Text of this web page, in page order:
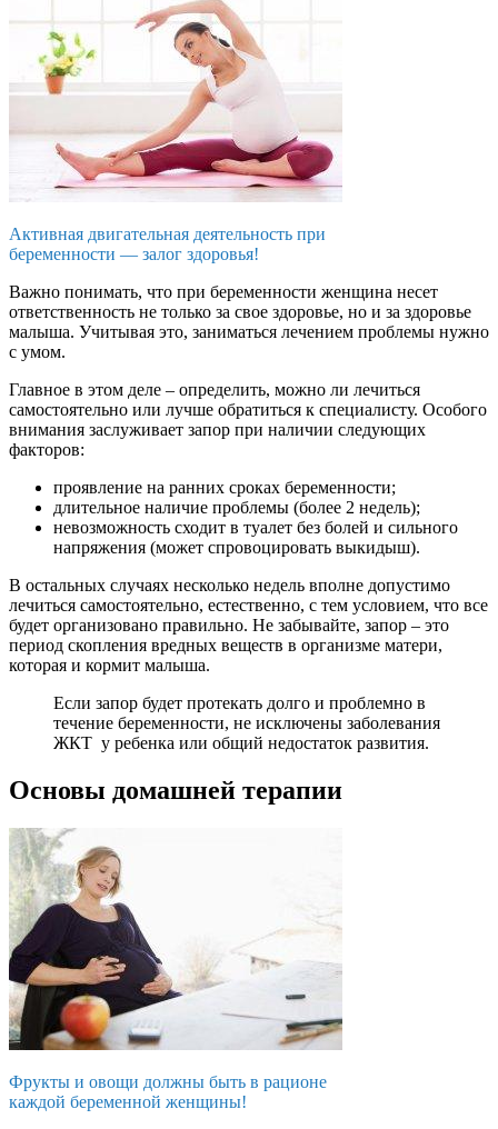
Активная двигательная деятельность при
беременности — залог здоровья!
Важно понимать, что при беременности женщина несет
ответственность не только за свое здоровье, но и за здоровье
малыша. Учитывая это, заниматься лечением проблемы нужно
с умом.
Главное в этом деле – определить, можно ли лечиться
самостоятельно или лучше обратиться к специалисту. Особого
внимания заслуживает запор при наличии следующих
факторов:
проявление на ранних сроках беременности;
длительное наличие проблемы (более 2 недель);
невозможность сходит в туалет без болей и сильного
напряжения (может спровоцировать выкидыш).
В остальных случаях несколько недель вполне допустимо
лечиться самостоятельно, естественно, с тем условием, что все
будет организовано правильно. Не забывайте, запор – это
период скопления вредных веществ в организме матери,
которая и кормит малыша.
Если запор будет протекать долго и проблемно в
течение беременности, не исключены заболевания
ЖКТ у ребенка или общий недостаток развития.
Основы домашней терапии
Фрукты и овощи должны быть в рационе
каждой беременной женщины!